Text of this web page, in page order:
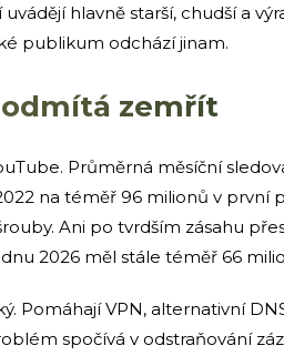
hlavně starší, chudší a
publikum odchází jinam.
zemřít
Průměrná měsíční
na téměř 96 milionů v první
Ani po tvrdším zásahu
2026 měl stále téměř 66
Pomáhají VPN, alternativní
spočívá v odstraňování